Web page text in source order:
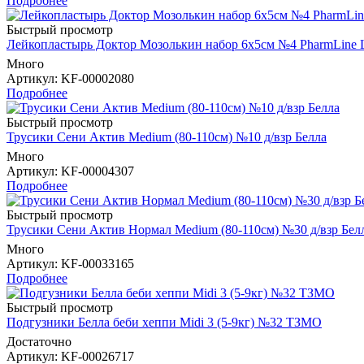
Быстрый просмотр
Лейкопластырь Доктор Мозолькин набор 6х5см №4 PharmLine
Много
Артикул: KF-00002080
Подробнее
Быстрый просмотр
Трусики Сени Актив Medium (80-110см) №10 д/взр Белла
Много
Артикул: KF-00004307
Подробнее
Быстрый просмотр
Трусики Сени Актив Нормал Medium (80-110см) №30 д/взр
Много
Артикул: KF-00033165
Подробнее
Быстрый просмотр
Подгузники Белла беби хеппи Midi 3 (5-9кг) №32 ТЗМО
Достаточно
Артикул: KF-00026717